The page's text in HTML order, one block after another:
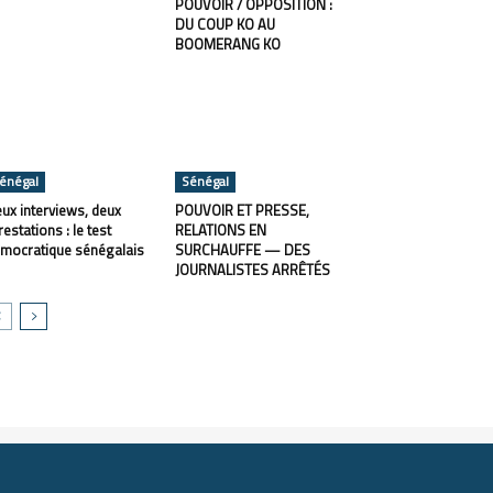
POUVOIR / OPPOSITION :
DU COUP KO AU
BOOMERANG KO
interviews, deux
: le test
sénégalais
Sénégal
POUVOIR ET PRESSE,
RELATIONS EN
SURCHAUFFE — DES
JOURNALISTES ARRÊTÉS